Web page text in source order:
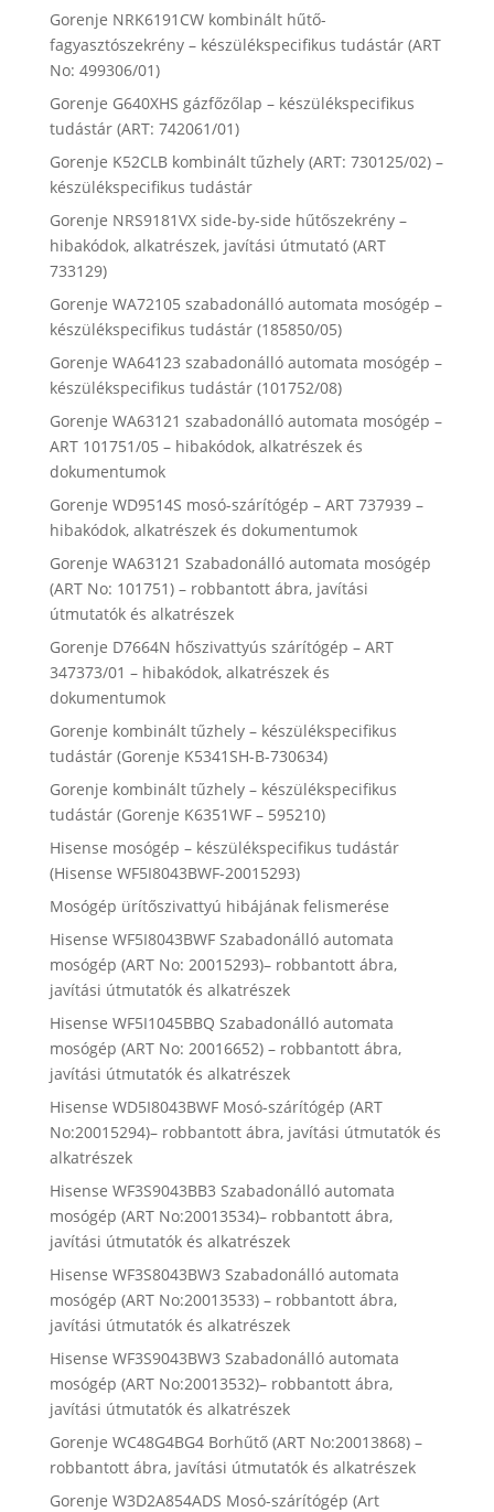
Gorenje NRK6191CW kombinált hűtő-
fagyasztószekrény – készülékspecifikus tudástár (ART
No: 499306/01)
Gorenje G640XHS gázfőzőlap – készülékspecifikus
tudástár (ART: 742061/01)
Gorenje K52CLB kombinált tűzhely (ART: 730125/02) –
készülékspecifikus tudástár
Gorenje NRS9181VX side-by-side hűtőszekrény –
hibakódok, alkatrészek, javítási útmutató (ART
733129)
Gorenje WA72105 szabadonálló automata mosógép –
készülékspecifikus tudástár (185850/05)
Gorenje WA64123 szabadonálló automata mosógép –
készülékspecifikus tudástár (101752/08)
Gorenje WA63121 szabadonálló automata mosógép –
ART 101751/05 – hibakódok, alkatrészek és
dokumentumok
Gorenje WD9514S mosó-szárítógép – ART 737939 –
hibakódok, alkatrészek és dokumentumok
Gorenje WA63121 Szabadonálló automata mosógép
(ART No: 101751) – robbantott ábra, javítási
útmutatók és alkatrészek
Gorenje D7664N hőszivattyús szárítógép – ART
347373/01 – hibakódok, alkatrészek és
dokumentumok
Gorenje kombinált tűzhely – készülékspecifikus
tudástár (Gorenje K5341SH-B-730634)
Gorenje kombinált tűzhely – készülékspecifikus
tudástár (Gorenje K6351WF – 595210)
Hisense mosógép – készülékspecifikus tudástár
(Hisense WF5I8043BWF-20015293)
Mosógép ürítőszivattyú hibájának felismerése
Hisense WF5I8043BWF Szabadonálló automata
mosógép (ART No: 20015293)– robbantott ábra,
javítási útmutatók és alkatrészek
Hisense WF5I1045BBQ Szabadonálló automata
mosógép (ART No: 20016652) – robbantott ábra,
javítási útmutatók és alkatrészek
Hisense WD5I8043BWF Mosó-szárítógép (ART
No:20015294)– robbantott ábra, javítási útmutatók és
alkatrészek
Hisense WF3S9043BB3 Szabadonálló automata
mosógép (ART No:20013534)– robbantott ábra,
javítási útmutatók és alkatrészek
Hisense WF3S8043BW3 Szabadonálló automata
mosógép (ART No:20013533) – robbantott ábra,
javítási útmutatók és alkatrészek
Hisense WF3S9043BW3 Szabadonálló automata
mosógép (ART No:20013532)– robbantott ábra,
javítási útmutatók és alkatrészek
Gorenje WC48G4BG4 Borhűtő (ART No:20013868) –
robbantott ábra, javítási útmutatók és alkatrészek
Gorenje W3D2A854ADS Mosó-szárítógép (Art